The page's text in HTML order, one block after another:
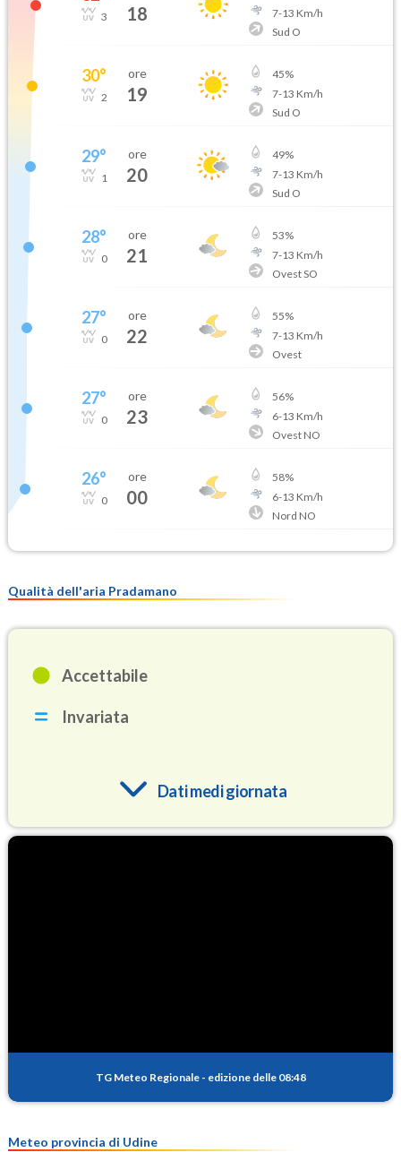
3 18
7-13 Km/h
Sud O
30°
2
ore
19
45%
7-13 Km/h
Sud O
29°
1
ore
20
49%
7-13 Km/h
Sud O
28°
0
ore
21
53%
7-13 Km/h
Ovest SO
27°
0
ore
22
55%
7-13 Km/h
Ovest
27°
0
ore
23
56%
6-13 Km/h
Ovest NO
26°
0
ore
00
58%
6-13 Km/h
Nord NO
Qualità dell'aria Pradamano
Accettabile
Invariata
Dati medi giornata
PM25
TG Meteo Regionale - edizione delle 08:48
Meteo provincia di Udine